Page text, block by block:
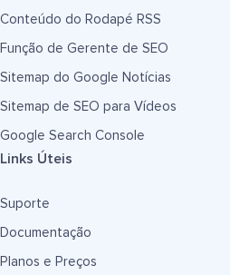
Conteúdo do Rodapé RSS
Função de Gerente de SEO
Sitemap do Google Notícias
Sitemap de SEO para Vídeos
Google Search Console
Links Úteis
Suporte
Documentação
Planos e Preços